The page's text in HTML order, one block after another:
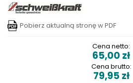
Pobierz aktualną stronę w PDF
Cena netto:
65,00 zł
Cena brutto:
79,95 zł